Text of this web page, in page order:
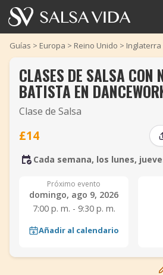
Inicio
Eventos
Artículos
Videos
Glosario
TuneTempo
Guías > Europa > Reino Unido > Inglaterra
CLASES DE SALSA CON
BATISTA EN
Clase de Salsa
£14
Cada semana, los lunes,
Próximo evento
domingo, ago 9, 2026
7:00 p. m. - 9:30 p. m.
Añadir al calendario